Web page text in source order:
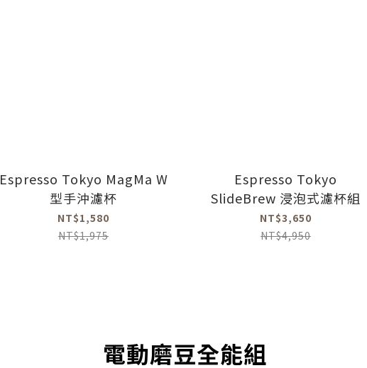
Espresso Tokyo MagMa W
型手沖濾杯
NT$1,580
NT$1,975
Espresso Tokyo
SlideBrew 浸泡式濾杯組
NT$3,650
NT$4,950
電動磨豆全能組